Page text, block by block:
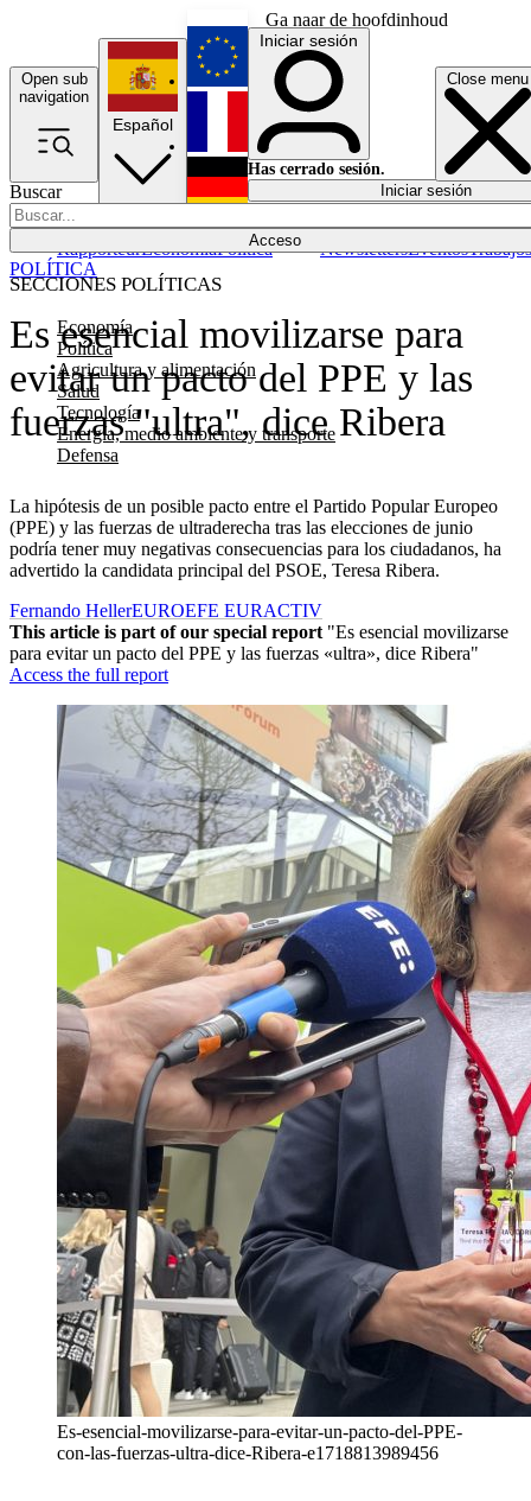
Ga naar de hoofdinhoud
Open sub
navigation
Close menu
Buscar
Acceso
SECCIONES POLÍTICAS
Economía
Política
Agricultura y alimentación
Salud
Tecnología
Energía, medio ambiente y transporte
Defensa
RapporteurEconomíaPolítica NewslettersEventosTrabajos
Español
English
Français
Iniciar sesión
Has cerrado sesión.
Iniciar sesión
Es esencial movilizarse para
evitar un pacto del PPE y las
fuerzas "ultra", dice Ribera
La hipótesis de un posible pacto entre el Partido Popular Europeo
(PPE) y las fuerzas de ultraderecha tras las elecciones de junio
podría tener muy negativas consecuencias para los ciudadanos, ha
advertido la candidata principal del PSOE, Teresa Ribera.
POLÍTICA
Fernando HellerEUROEFE EURACTIV
This article is part of our special report "Es esencial movilizarse
para evitar un pacto del PPE y las fuerzas «ultra», dice Ribera"
Access the full report
Es-esencial-movilizarse-para-evitar-un-pacto-del-PPE-
con-las-fuerzas-ultra-dice-Ribera-e1718813989456